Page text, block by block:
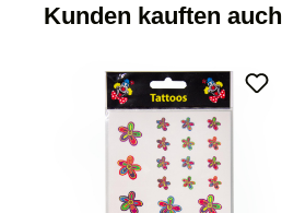
Kunden kauften auch